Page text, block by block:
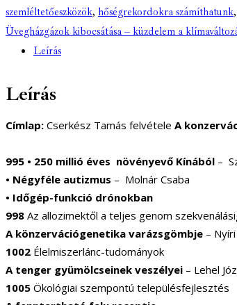
szemléltetőeszközök, hőségrekordokra számíthatunk,
Üvegházgázok kibocsátása – küzdelem a
Leírás
Leírás
Címlap: Cserkész Tamás felvétele A
995 • 250 millió éves növényevő Kínából –
• Négyféle autizmus – Molnár Csaba
• Időgép-funkció drónokban
998 Az allozimektől a teljes genom
A könzervációgenetika varázsgömbje –
1002 Élelmiszerlánc-tudományok
A tenger gyümölcseinek veszélyei – Lehel
1005 Ökológiai szempontú településfejlesztés